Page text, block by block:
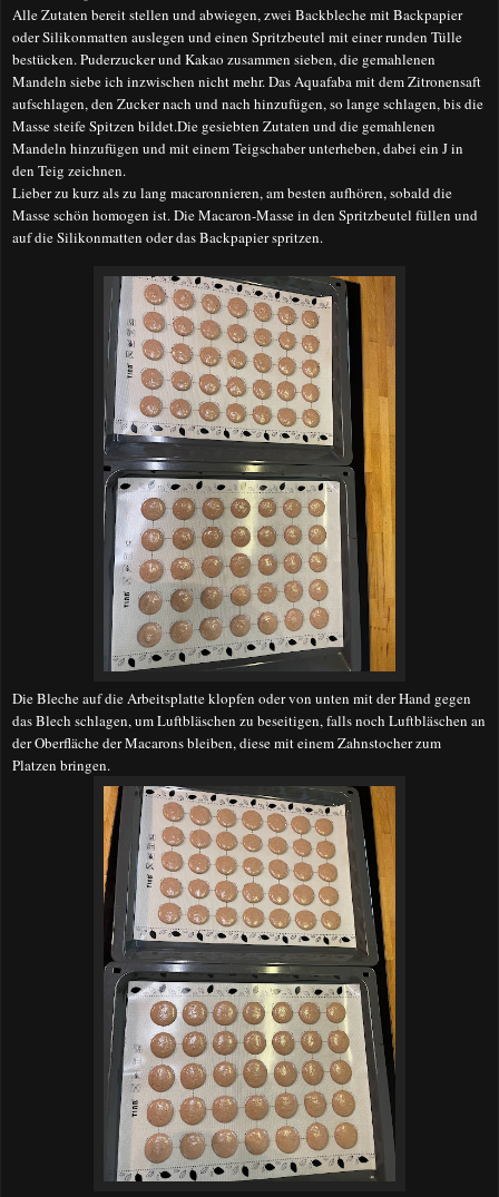
Alle Zutaten bereit stellen und abwiegen, zwei Backbleche mit Backpapier
oder Silikonmatten auslegen und einen Spritzbeutel mit einer runden Tülle
bestücken.Puderzucker und Kakao zusammen sieben, die gemahlenen
Mandeln siebe ich inzwischen nicht mehr.Das Aquafaba mit dem Zitronensaft
aufschlagen, den Zucker nach und nach hinzufügen, so lange schlagen, bis die
Masse steife Spitzen bildet.Die gesiebten Zutaten und die gemahlenen
Mandeln hinzufügen und mit einem Teigschaber unterheben, dabei ein J in
den Teig zeichnen.
Lieber zu kurz als zu lang macaronnieren, am besten aufhören, sobald die
Masse schön homogen ist. Die Macaron-Masse in den Spritzbeutel füllen und
auf die Silikonmatten oder das Backpapier spritzen.
Die Bleche auf die Arbeitsplatte klopfen oder von unten mit der Hand gegen
das Blech schlagen, um Luftbläschen zu beseitigen, falls noch Luftbläschen an
der Oberfläche der Macarons bleiben, diese mit einem Zahnstocher zum
Platzen bringen.